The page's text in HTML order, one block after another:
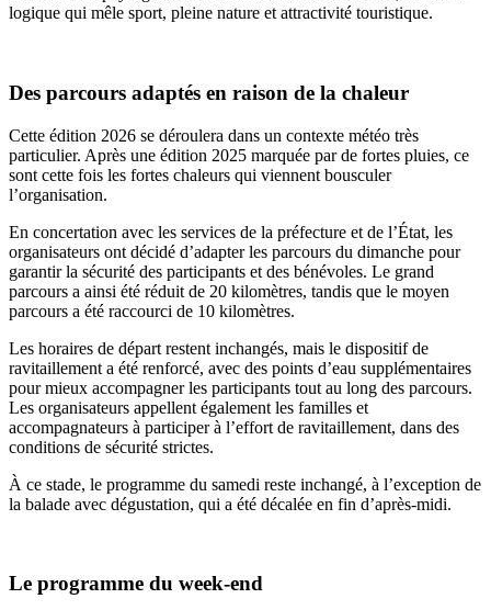
logique qui mêle sport, pleine nature et attractivité touristique.
Des parcours adaptés en raison de la chaleur
Cette édition 2026 se déroulera dans un contexte météo très
particulier. Après une édition 2025 marquée par de fortes pluies, ce
sont cette fois les fortes chaleurs qui viennent bousculer
l’organisation.
En concertation avec les services de la préfecture et de l’État, les
organisateurs ont décidé d’adapter les parcours du dimanche pour
garantir la sécurité des participants et des bénévoles. Le grand
parcours a ainsi été réduit de 20 kilomètres, tandis que le moyen
parcours a été raccourci de 10 kilomètres.
Les horaires de départ restent inchangés, mais le dispositif de
ravitaillement a été renforcé, avec des points d’eau supplémentaires
pour mieux accompagner les participants tout au long des parcours.
Les organisateurs appellent également les familles et
accompagnateurs à participer à l’effort de ravitaillement, dans des
conditions de sécurité strictes.
À ce stade, le programme du samedi reste inchangé, à l’exception de
la balade avec dégustation, qui a été décalée en fin d’après-midi.
Le programme du week-end